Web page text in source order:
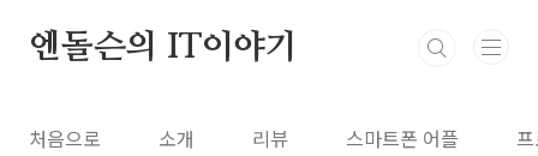
엔돌슨의 IT이야기
처음으로 소개 리뷰 스마트폰 어플